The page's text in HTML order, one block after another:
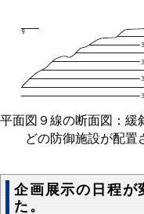
平面図９線の断面図：緩
どの防御施設が配置
企画展示の日程が
た。